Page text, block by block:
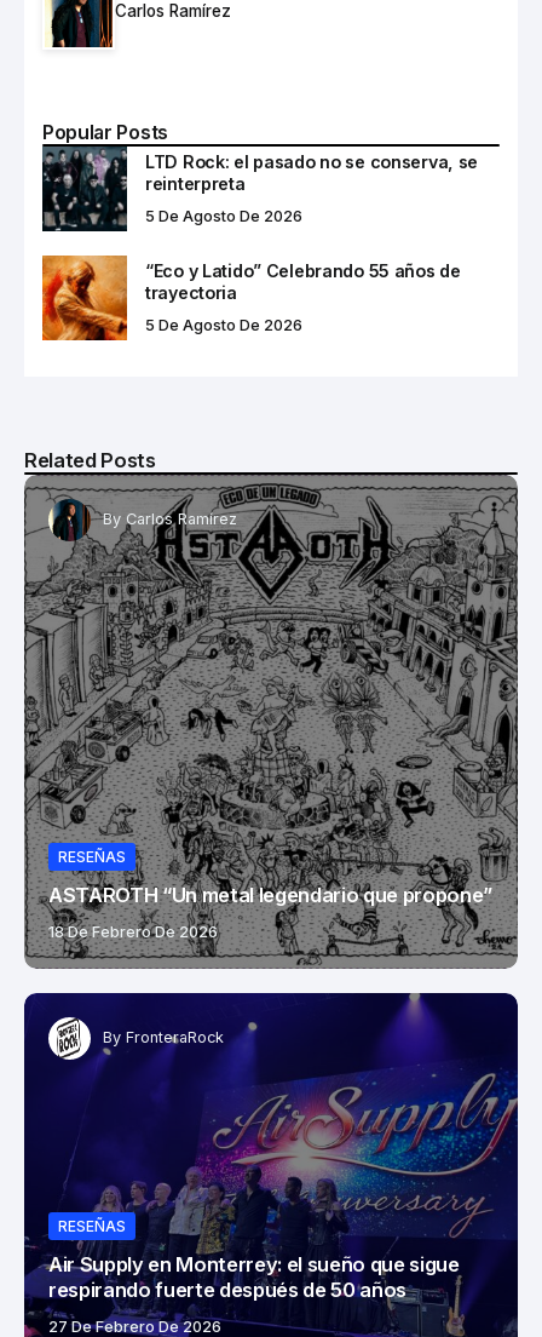
Carlos Ramírez
Popular Posts
LTD Rock: el pasado no se conserva, se
reinterpreta
5 De Agosto De 2026
“Eco y Latido” Celebrando 55 años de
trayectoria
5 De Agosto De 2026
Related Posts
By Carlos Ramírez
RESEÑAS
ASTAROTH “Un metal legendario que propone”
18 De Febrero De 2026
By FronteraRock
RESEÑAS
Air Supply en Monterrey: el sueño que sigue
respirando fuerte después de 50 años
27 De Febrero De 2026